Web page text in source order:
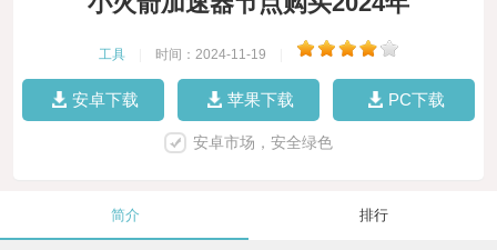
工具 时间：2024-11-19
安卓下载 苹果下载 PC下载
安卓市场，安全绿色
简介 排行